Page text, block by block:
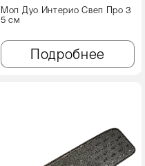
Моп Дуо Интерио Свеп Про 3
5 см
Подробнее